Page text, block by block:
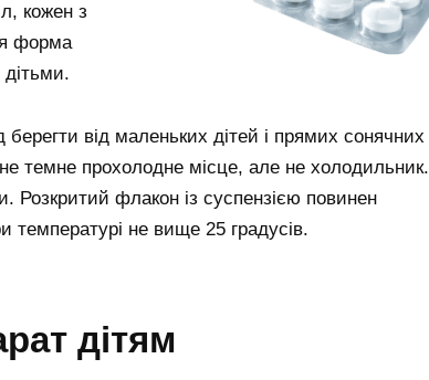
кожен з
форма
берегти від маленьких дітей і прямих сонячних
темне прохолодне місце, але не холодильник.
Розкритий флакон із суспензією повинен
температурі не вище 25 градусів.
дітям